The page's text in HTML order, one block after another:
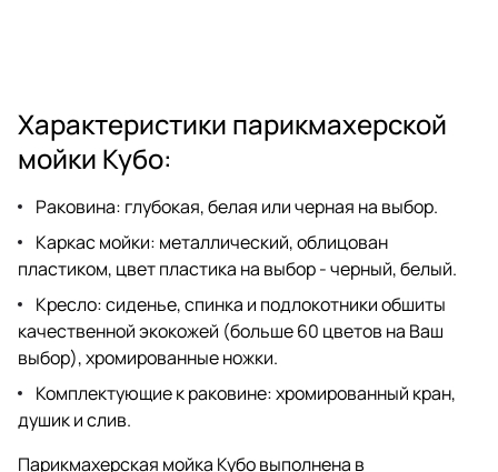
Характеристики парикмахерской
мойки Кубо:
Раковина: глубокая, белая или черная на выбор.
Каркас мойки: металлический, облицован
пластиком, цвет пластика на выбор - черный, белый.
Кресло: сиденье, спинка и подлокотники обшиты
качественной экокожей (больше 60 цветов на Ваш
выбор), хромированные ножки.
Комплектующие к раковине: хромированный кран,
душик и слив.
Парикмахерская мойка Кубо выполнена в